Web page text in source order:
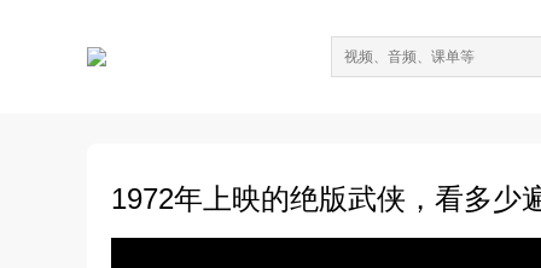
1972年上映的绝版武侠，看多少